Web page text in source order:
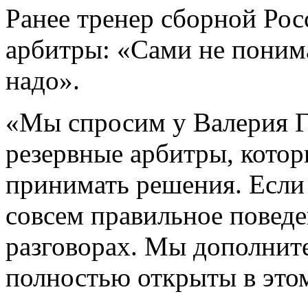
Ранее тренер сборной
арбитры: «Сами не
надо».
«Мы спросим у Валерия
резервные арбитры,
принимать решения.
совсем правильное
разговорах. Мы
полностью открыты в